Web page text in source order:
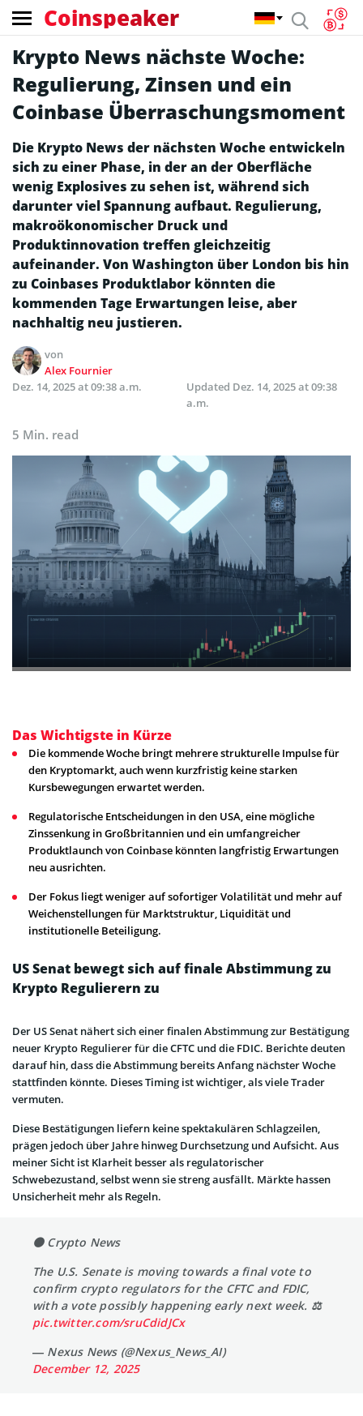
Coinspeaker
Krypto News nächste Woche:
Regulierung, Zinsen und ein
Coinbase Überraschungsmoment
Die Krypto News der nächsten Woche entwickeln
sich zu einer Phase, in der an der Oberfläche
wenig Explosives zu sehen ist, während sich
darunter viel Spannung aufbaut. Regulierung,
makroökonomischer Druck und
Produktinnovation treffen gleichzeitig
aufeinander. Von Washington über London bis hin
zu Coinbases Produktlabor könnten die
kommenden Tage Erwartungen leise, aber
nachhaltig neu justieren.
von
Alex Fournier
Dez. 14, 2025 at 09:38 a.m.
Updated Dez. 14, 2025 at 09:38
a.m.
5 Min. read
Das Wichtigste in Kürze
Die kommende Woche bringt mehrere strukturelle Impulse für
den Kryptomarkt, auch wenn kurzfristig keine starken
Kursbewegungen erwartet werden.
Regulatorische Entscheidungen in den USA, eine mögliche
Zinssenkung in Großbritannien und ein umfangreicher
Produktlaunch von Coinbase könnten langfristig Erwartungen
neu ausrichten.
Der Fokus liegt weniger auf sofortiger Volatilität und mehr auf
Weichenstellungen für Marktstruktur, Liquidität und
institutionelle Beteiligung.
US Senat bewegt sich auf finale Abstimmung zu
Krypto Regulierern zu
Der US Senat nähert sich einer finalen Abstimmung zur Bestätigung
neuer Krypto Regulierer für die CFTC und die FDIC. Berichte deuten
darauf hin, dass die Abstimmung bereits Anfang nächster Woche
stattfinden könnte. Dieses Timing ist wichtiger, als viele Trader
vermuten.
Diese Bestätigungen liefern keine spektakulären Schlagzeilen,
prägen jedoch über Jahre hinweg Durchsetzung und Aufsicht. Aus
meiner Sicht ist Klarheit besser als regulatorischer
Schwebezustand, selbst wenn sie streng ausfällt. Märkte hassen
Unsicherheit mehr als Regeln.
🟠 Crypto News
The U.S. Senate is moving towards a final vote to
confirm crypto regulators for the CFTC and FDIC,
with a vote possibly happening early next week. ⚖️
pic.twitter.com/sruCdidJCx
— Nexus News (@Nexus_News_AI)
December 12, 2025